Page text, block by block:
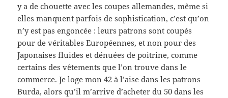
y a de chouette avec les coupes allemandes, même si
elles manquent parfois de sophistication, c’est qu’on
n’y est pas engoncée : leurs patrons sont coupés
pour de véritables Européennes, et non pour des
Japonaises fluides et dénuées de poitrine, comme
certains des vêtements que l’on trouve dans le
commerce. Je loge mon 42 à l’aise dans les patrons
Burda, alors qu’il m’arrive d’acheter du 50 dans les